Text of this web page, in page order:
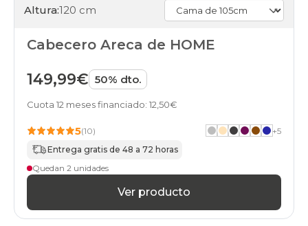
Altura:120 cm
Cabecero Areca de HOME
149,99€ 50% dto.
Cuota 12 meses financiado: 12,50€
5(10) +5
Entrega gratis de 48 a 72 horas
Quedan 2 unidades
Ver producto